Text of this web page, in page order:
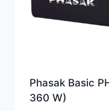
Phasak Basic
360 W)